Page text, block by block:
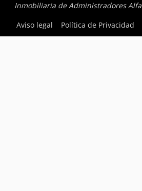
Inmobiliaria de Administradores Alfa
Aviso legal
Política de Privacidad